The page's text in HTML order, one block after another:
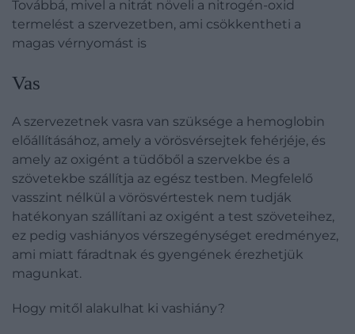
Továbbá, mivel a nitrát növeli a nitrogén-oxid
termelést a szervezetben, ami csökkentheti a
magas vérnyomást is
Vas
A szervezetnek vasra van szüksége a hemoglobin
előállításához, amely a vörösvérsejtek fehérjéje, és
amely az oxigént a tüdőből a szervekbe és a
szövetekbe szállítja az egész testben. Megfelelő
vasszint nélkül a vörösvértestek nem tudják
hatékonyan szállítani az oxigént a test szöveteihez,
ez pedig vashiányos vérszegénységet eredményez,
ami miatt fáradtnak és gyengének érezhetjük
magunkat.
Hogy mitől alakulhat ki vashiány?